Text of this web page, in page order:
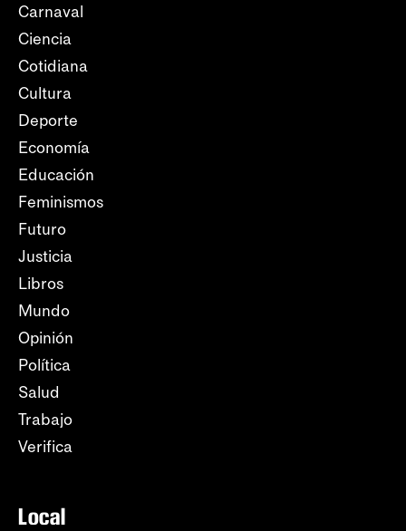
Carnaval
Ciencia
Cotidiana
Cultura
Deporte
Economía
Educación
Feminismos
Futuro
Justicia
Libros
Mundo
Opinión
Política
Salud
Trabajo
Verifica
Local